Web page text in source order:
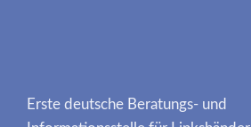
Erste deutsche Beratungs- und